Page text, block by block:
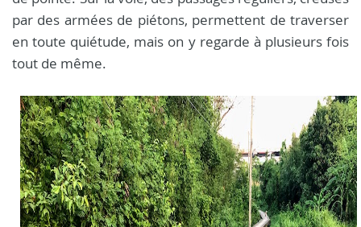
par des armées de piétons, permettent de traverser
en toute quiétude, mais on y regarde à plusieurs fois
tout de même.